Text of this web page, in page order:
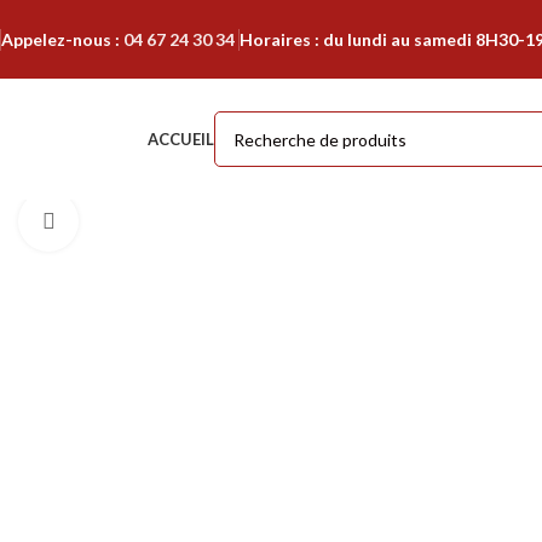
Appelez-nous : 04 67 24 30 34 Horaires : du lundi au samedi 8H30-
ACCUEIL